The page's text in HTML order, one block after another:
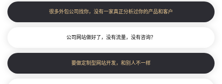
很多外包公司找你，没有一家真正分析过你的产品和客户
公司网站做好了，没有流量，没有咨询？
要做定制型网站开发，和别人不一样